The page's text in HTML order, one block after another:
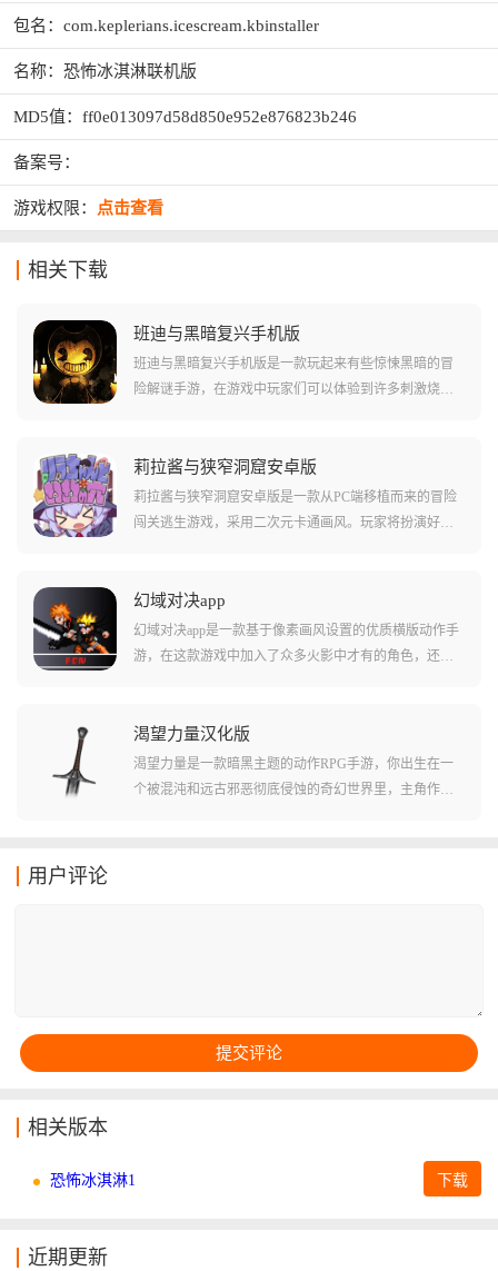
包名：com.keplerians.icescream.kbinstaller
名称：恐怖冰淇淋联机版
MD5值：ff0e013097d58d850e952e876823b246
备案号：
游戏权限： 点击查看
相关下载
班迪与黑暗复兴手机版
班迪与黑暗复兴手机版是一款玩起来有些惊悚黑暗的冒
险解谜手游，在游戏中玩家们可以体验到许多刺激烧脑
直接对故事剧情进行修改，并且增强玩家们对于故事的
认知。游戏中还有很多碎片化叙事的部分，对玩家们来
说需要自己拼凑内容!
莉拉酱与狭窄洞窟安卓版
莉拉酱与狭窄洞窟安卓版是一款从PC端移植而来的冒险
闯关逃生游戏，采用二次元卡通画风。玩家将扮演好奇
后触手怪鱼的追击。游戏共有六个关卡，每个关卡都有
独特的怪物和攻击方式，玩家需要操控角色在狭窄洞窟
中不断前进，通过不断加点提高抗性与速度，解锁更多
幻域对决app
幻域对决app是一款基于像素画风设置的优质横版动作手
游，在这款游戏中加入了众多火影中才有的角色，还有
轻松的搓出一系列不同的技能和大招，让玩家们的战斗
力提升很多!游戏还支持多人联机战斗和局域网战斗等多
种模式，让您能够和好友一起切磋技术!
渴望力量汉化版
渴望力量是一款暗黑主题的动作RPG手游，你出生在一
个被混沌和远古邪恶彻底侵蚀的奇幻世界里，主角作为
用户评论
相关版本
恐怖冰淇淋1 下载
近期更新